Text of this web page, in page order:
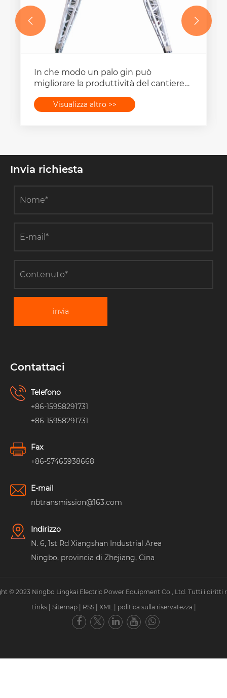
In che modo un palo gin può
migliorare la produttività del cantiere
Visualizza altro >>
 
Invia richiesta
invia
Contattaci
Telefono
+86-15958291731
+86-15958291731
Fax
+86-57465938668
E-mail
nbtransmission@163.com
Indirizzo
N. 6, 1st Rd Xiangshan Industrial Area
Ningbo, provincia di Zhejiang, Cina
© 2023 Ningbo Lingkai Electric Power Equipment Co., Ltd. Tutti i diritti
Links
Sitemap RSS XML politica sulla riservatezza